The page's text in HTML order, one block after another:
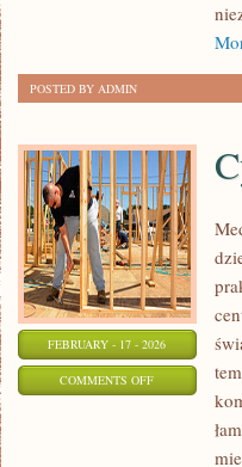
POSTED BY ADMIN
FEBRUARY - 17 - 2026
COMMENTS OFFON
MIESIĄCZKOWY